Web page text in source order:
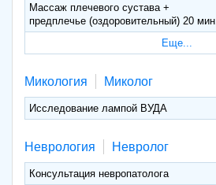
Массаж плечевого сустава +
предплечье (оздоровительный) 20 мин.
Еще...
Микология Миколог
Исследование лампой ВУДА
Неврология Невролог
Консультация невропатолога